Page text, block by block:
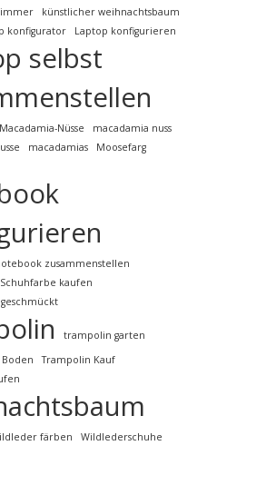
künstlicher weihnachtsbaum
konfigurator Laptop konfigurieren
selbst
Macadamia-Nüsse
macadamia nuss
macadamias
Moosefarg
zusammenstellen
Schuhfarbe kaufen
trampolin garten
Trampolin Kauf
färben Wildlederschuhe